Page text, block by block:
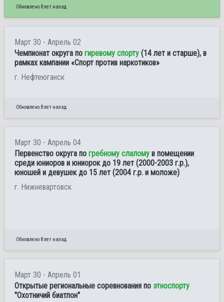
Обновлено 8 лет назад
Март 30 - Апрель 02
Чемпионат округа по гиревому спорту (14 лет и старше), в
рамках кампании «Спорт против наркотиков»
г. Нефтеюганск
Обновлено 8 лет назад
Март 30 - Апрель 04
Первенство округа по гребному слалому в помещении
среди юниоров и юниорок до 19 лет (2000-2003 г.р.),
юношей и девушек до 15 лет (2004 г.р. и моложе)
г. Нижневартовск
Обновлено 8 лет назад
Март 30 - Апрель 01
Открытые региональные соревнования по этноспорту
"Охотничий биатлон"